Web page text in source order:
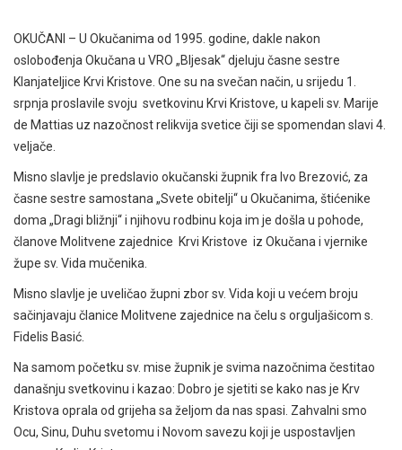
OKUČANI – U Okučanima od 1995. godine, dakle nakon
oslobođenja Okučana u VRO „Bljesak“ djeluju časne sestre
Klanjateljice Krvi Kristove. One su na svečan način, u srijedu 1.
srpnja proslavile svoju svetkovinu Krvi Kristove, u kapeli sv. Marije
de Mattias uz nazočnost relikvija svetice čiji se spomendan slavi 4.
veljače.
Misno slavlje je predslavio okučanski župnik fra Ivo Brezović, za
časne sestre samostana „Svete obitelji“ u Okučanima, štićenike
doma „Dragi bližnji“ i njihovu rodbinu koja im je došla u pohode,
članove Molitvene zajednice Krvi Kristove iz Okučana i vjernike
župe sv. Vida mučenika.
Misno slavlje je uveličao župni zbor sv. Vida koji u većem broju
sačinjavaju članice Molitvene zajednice na čelu s orguljašicom s.
Fidelis Basić.
Na samom početku sv. mise župnik je svima nazočnima čestitao
današnju svetkovinu i kazao: Dobro je sjetiti se kako nas je Krv
Kristova oprala od grijeha sa željom da nas spasi. Zahvalni smo
Ocu, Sinu, Duhu svetomu i Novom savezu koji je uspostavljen